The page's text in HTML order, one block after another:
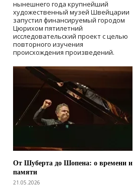
нынешнего года крупнейший
художественный музей Швейцарии
запустил финансируемый городом
Цюрихом пятилетний
исследовательский проект с целью
повторного изучения
происхождения произведений.
От Шуберта до Шопена: о времени и
памяти
21.05.2026